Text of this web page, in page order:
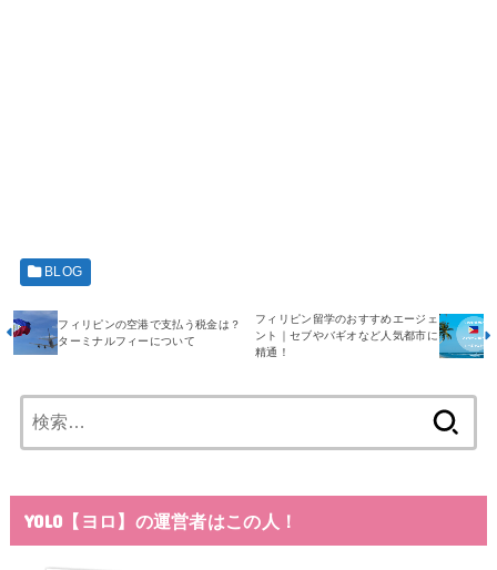
BLOG
フィリピンの空港で支払う税金は？
ターミナルフィーについて
フィリピン留学のおすすめエージェ
ント｜セブやバギオなど人気都市に
精通！
索:
YOLO【ヨロ】の運営者はこの人！